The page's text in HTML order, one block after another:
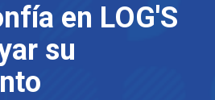
en LOG'S
su